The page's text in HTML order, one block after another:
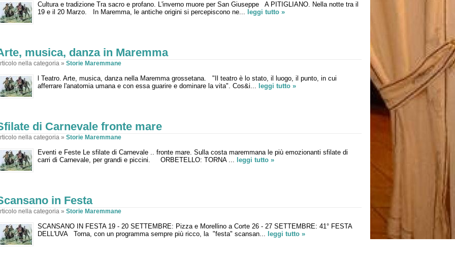
Cultura e tradizione Tra sacro e profano. L'inverno muore per San Giuseppe A PITIGLIANO. Nella notte tra il
19 e il 20 Marzo. In Maremma, le antiche origini si percepiscono ne... leggi tutto »
musica, danza in Maremma
nella categoria » Storie Maremmane
l Teatro. Arte, musica, danza nella Maremma grossetana. "Il teatro è lo stato, il luogo, il punto, in cui
afferrare l'anatomia umana e con essa guarire e dominare la vita". Cos&i... leggi tutto »
di Carnevale fronte mare
nella categoria » Storie Maremmane
Eventi e Feste Le sfilate di Carnevale .. fronte mare. Sulla costa maremmana le più emozionanti sfilate di
carri di Carnevale, per grandi e piccini. ORBETELLO: TORNA ... leggi tutto »
in Festa
nella categoria » Storie Maremmane
SCANSANO IN FESTA 19 - 20 SETTEMBRE: Pizza e Morellino a Corte 26 - 27 SETTEMBRE: 41° FESTA
DELL'UVA Torna, con un programma sempre più ricco, la "festa" scansan... leggi tutto »